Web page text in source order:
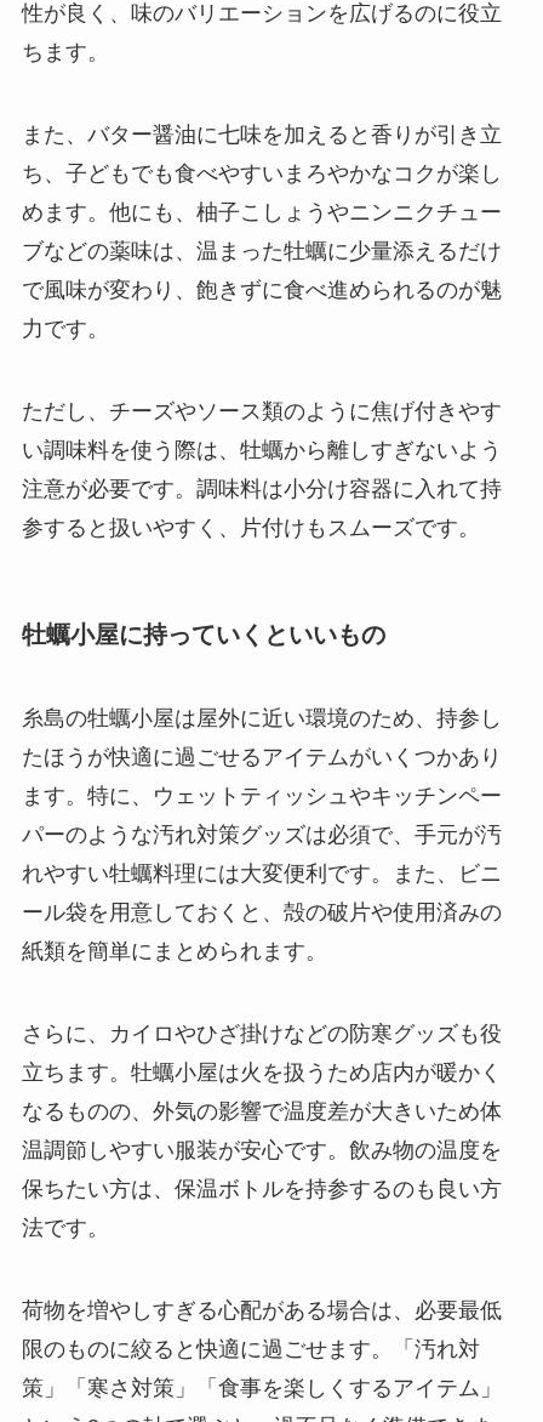
性が良く、味のバリエーションを広げるのに役立
ちます。
また、バター醤油に七味を加えると香りが引き立
ち、子どもでも食べやすいまろやかなコクが楽し
めます。他にも、柚子こしょうやニンニクチュー
ブなどの薬味は、温まった牡蠣に少量添えるだけ
で風味が変わり、飽きずに食べ進められるのが魅
力です。
ただし、チーズやソース類のように焦げ付きやす
い調味料を使う際は、牡蠣から離しすぎないよう
注意が必要です。調味料は小分け容器に入れて持
参すると扱いやすく、片付けもスムーズです。
牡蠣小屋に持っていくといいもの
糸島の牡蠣小屋は屋外に近い環境のため、持参し
たほうが快適に過ごせるアイテムがいくつかあり
ます。特に、ウェットティッシュやキッチンペー
パーのような汚れ対策グッズは必須で、手元が汚
れやすい牡蠣料理には大変便利です。また、ビニ
ール袋を用意しておくと、殻の破片や使用済みの
紙類を簡単にまとめられます。
さらに、カイロやひざ掛けなどの防寒グッズも役
立ちます。牡蠣小屋は火を扱うため店内が暖かく
なるものの、外気の影響で温度差が大きいため体
温調節しやすい服装が安心です。飲み物の温度を
保ちたい方は、保温ボトルを持参するのも良い方
法です。
荷物を増やしすぎる心配がある場合は、必要最低
限のものに絞ると快適に過ごせます。「汚れ対
策」「寒さ対策」「食事を楽しくするアイテム」